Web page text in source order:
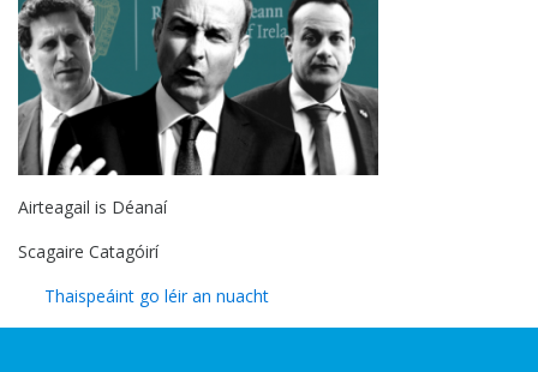
Airteagail is Déanaí
Scagaire Catagóirí
Thaispeáint go léir an nuacht